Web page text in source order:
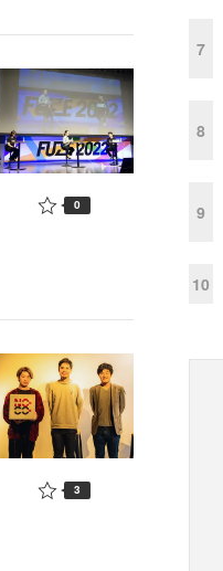
0
3
7
8
9
10